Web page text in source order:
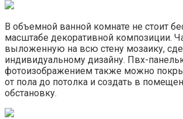
В объемной ванной комнате не стоит
масштабе декоративной композиции.
выложенную на всю стену мозаику,
индивидуальному дизайну. Пвх-
фотоизображением также можно
от пола до потолка и создать в
обстановку.